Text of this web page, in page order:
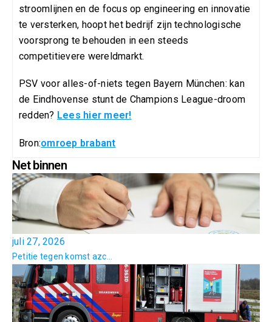
stroomlijnen en de focus op engineering en innovatie
te versterken, hoopt het bedrijf zijn technologische
voorsprong te behouden in een steeds
competitievere wereldmarkt.
PSV voor alles-of-niets tegen Bayern München: kan
de Eindhovense stunt de Champions League-droom
redden? Lees hier meer!
Bron:omroep brabant
Net binnen
juli 27, 2026
Petitie tegen komst azc...